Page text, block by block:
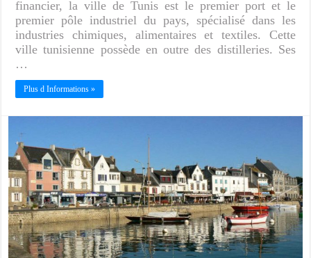
financier, la ville de Tunis est le premier port et le
premier pôle industriel du pays, spécialisé dans les
industries chimiques, alimentaires et textiles. Cette
ville tunisienne possède en outre des distilleries. Ses
…
Plus d Informations »